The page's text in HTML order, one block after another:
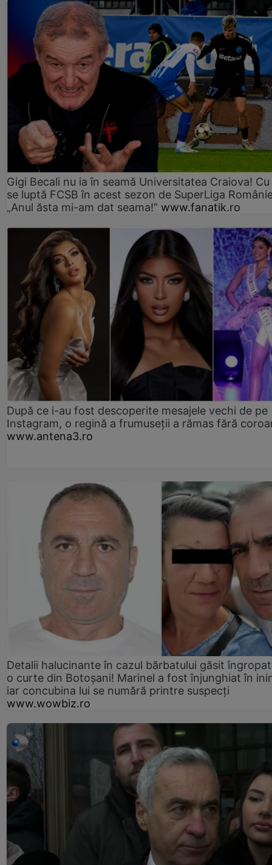
Gigi Becali nu ia în seamă Universitatea Craiova!
se luptă FCSB în acest sezon de SuperLiga
„Anul ăsta mi-am dat seama!” www.fanatik.ro
După ce i-au fost descoperite mesajele vechi de pe
Instagram, o regină a frumuseții a rămas fără
www.antena3.ro
Detalii halucinante în cazul bărbatului găsit
o curte din Botoșani! Marinel a fost înjunghiat în
iar concubina lui se numără printre suspecți
www.wowbiz.ro